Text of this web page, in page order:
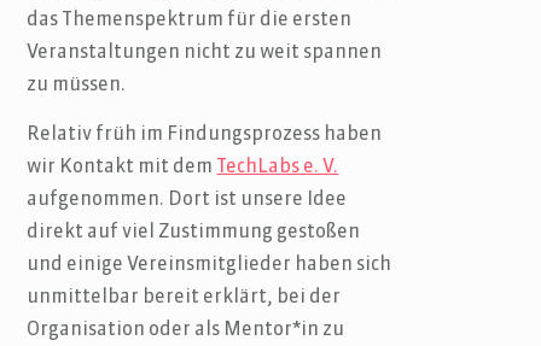
das Themenspektrum für die ersten
Veranstaltungen nicht zu weit spannen
zu müssen.
Relativ früh im Findungsprozess haben
wir Kontakt mit dem
TechLabs e. V.
aufgenommen. Dort ist unsere Idee
direkt auf viel Zustimmung gestoßen
und einige Vereinsmitglieder haben sich
unmittelbar bereit erklärt, bei der
Organisation oder als Mentor*in zu